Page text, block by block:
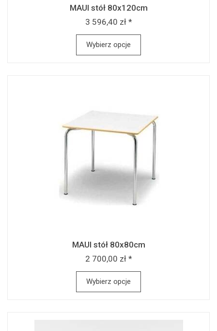
MAUI stół 80x120cm
3 596,40 zł *
Wybierz opcje
MAUI stół 80x80cm
2 700,00 zł *
Wybierz opcje